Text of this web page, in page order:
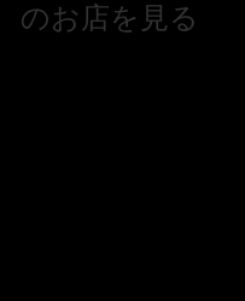
のお店を見る